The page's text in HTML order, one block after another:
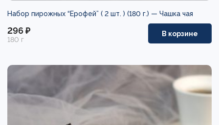
Набор пирожных “Ерофей” ( 2 шт. ) (180 г.) — Чашка чая
296 ₽
180 г
В корзине